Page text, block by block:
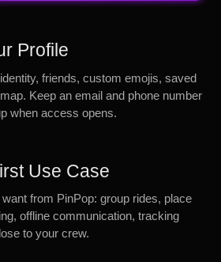
Profile
friends, custom emojis, saved
Keep an email and phone number
when access opens.
Use Case
from PinPop: group rides, place
offline communication, tracking
to your crew.